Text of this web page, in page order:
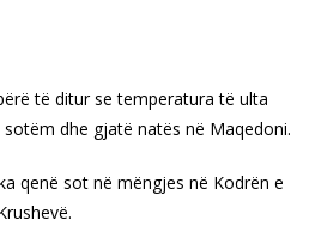
të ditur se temperatura të ulta
dhe gjatë natës në Maqedoni.
qenë sot në mëngjes në Kodrën e